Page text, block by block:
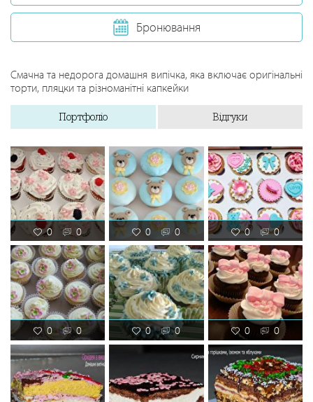
Бронювання
Смачна та недорога домашня випічка, яка включає оригінальні
торти, пляцки та різноманітні капкейки
Портфоліо Відгуки
0 0 0 0 0 0
0 0 0 0 0 0